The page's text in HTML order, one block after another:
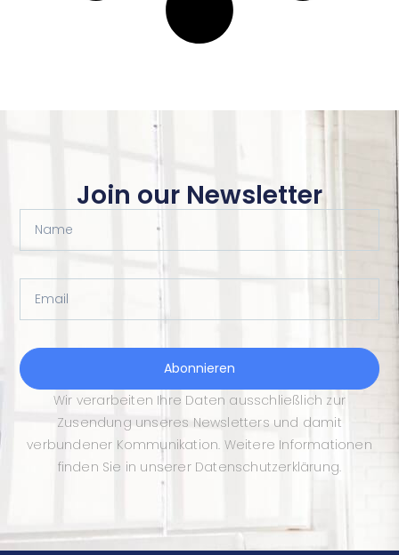
Join our Newsletter
Abonnieren
Wir verarbeiten Ihre Daten ausschließlich zur
Zusendung unseres Newsletters und damit
verbundener Kommunikation. Weitere Informationen
finden Sie in unserer Datenschutzerklärung.